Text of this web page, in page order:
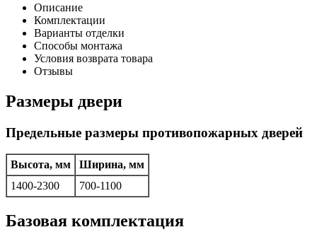
Описание
Комплектации
Варианты отделки
Способы монтажа
Условия возврата товара
Отзывы
Размеры двери
Предельные размеры противопожарных дверей
Высота, мм
Ширина, мм
1400-2300
700-1100
Базовая комплектация